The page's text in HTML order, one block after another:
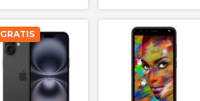
GRATIS